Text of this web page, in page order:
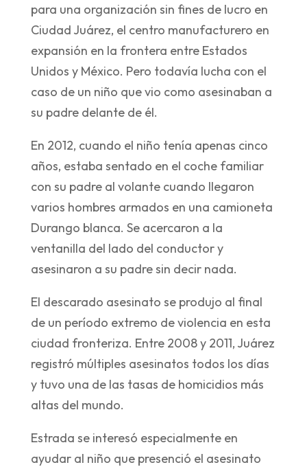
para una organización sin fines de lucro en
Ciudad Juárez, el centro manufacturero en
expansión en la frontera entre Estados
Unidos y México. Pero todavía lucha con el
caso de un niño que vio como asesinaban a
su padre delante de él.
En 2012, cuando el niño tenía apenas cinco
años, estaba sentado en el coche familiar
con su padre al volante cuando llegaron
varios hombres armados en una camioneta
Durango blanca. Se acercaron a la
ventanilla del lado del conductor y
asesinaron a su padre sin decir nada.
El descarado asesinato se produjo al final
de un período extremo de violencia en esta
ciudad fronteriza. Entre 2008 y 2011, Juárez
registró múltiples asesinatos todos los días
y tuvo una de las tasas de homicidios más
altas del mundo.
Estrada se interesó especialmente en
ayudar al niño que presenció el asesinato